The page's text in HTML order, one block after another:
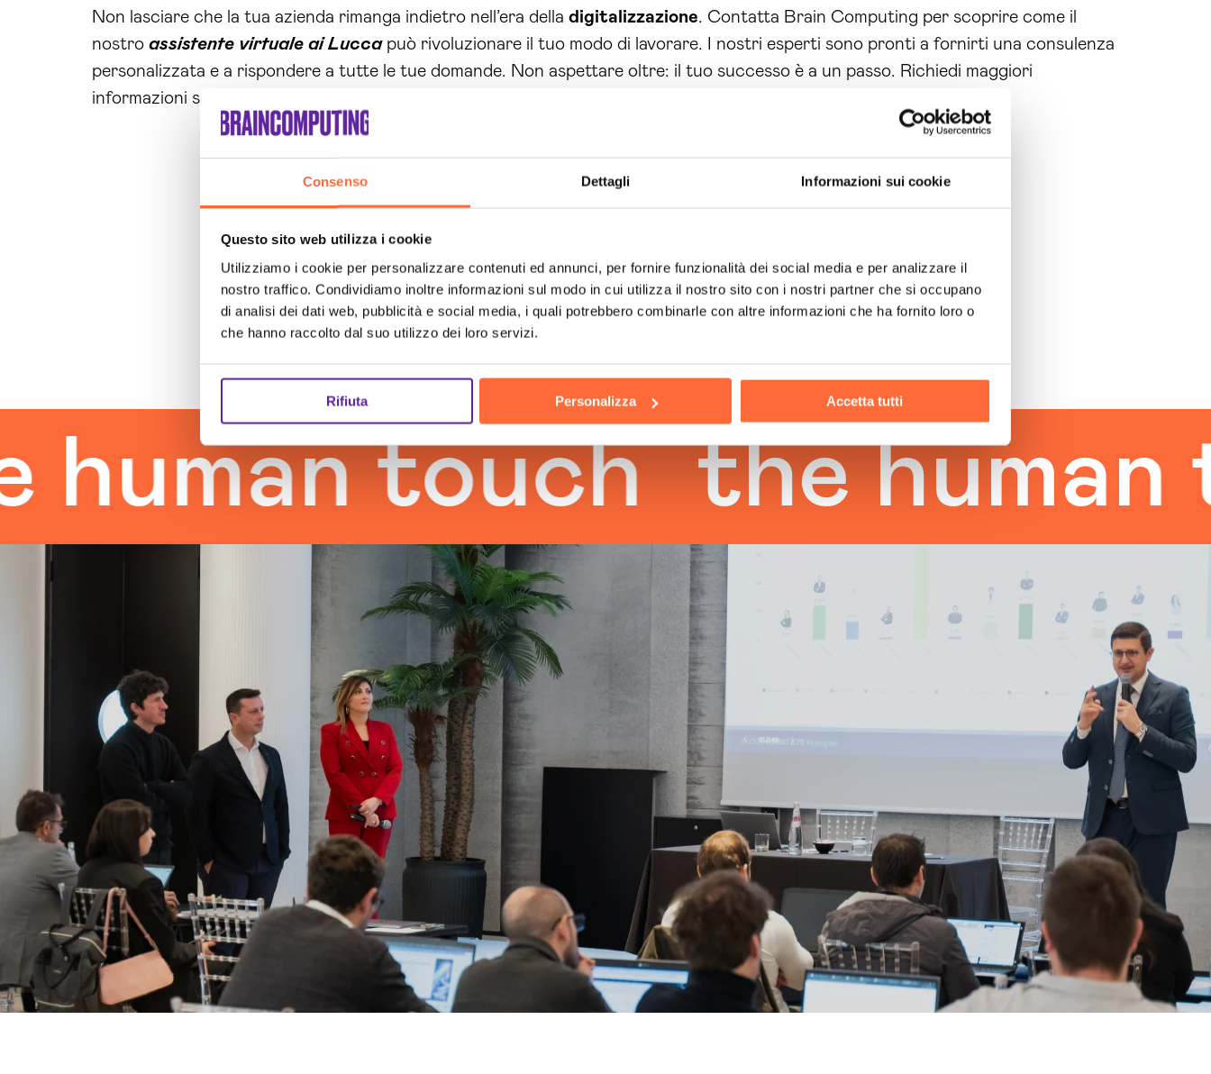
Consenso Dettagli Informazioni sui cookie
Questo sito web utilizza i cookie
Utilizziamo i cookie per personalizzare contenuti ed annunci, per fornire funzionalità dei social media e per analizzare il
nostro traffico. Condividiamo inoltre informazioni sul modo in cui utilizza il nostro sito con i nostri partner che si occupano
di analisi dei dati web, pubblicità e social media, i quali potrebbero combinarle con altre informazioni che ha fornito loro o
che hanno raccolto dal suo utilizzo dei loro servizi.
Rifiuta Personalizza Accetta tutti
Non lasciare che la tua azienda rimanga indietro nell’era della digitalizzazione. Contatta Brain Computing per scoprire come il
nostro assistente virtuale ai Luccapuò rivoluzionare il tuo modo di lavorare. I nostri esperti sono pronti a fornirti una consulenza
personalizzata e a rispondere a tutte le tue domande. Non aspettare oltre: il tuo successo è a un passo. Richiedi maggiori
informazioni sui nostri servizi e inizia il tuo percorso verso un’azienda più efficiente e competitiva!
touch the human